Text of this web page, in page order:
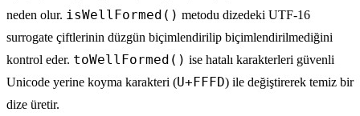
neden olur. isWellFormed() metodu dizedeki UTF-16
surrogate çiftlerinin düzgün biçimlendirilip biçimlendirilmediğini
kontrol eder. toWellFormed() ise hatalı karakterleri güvenli
Unicode yerine koyma karakteri (U+FFFD) ile değiştirerek temiz bir
dize üretir.